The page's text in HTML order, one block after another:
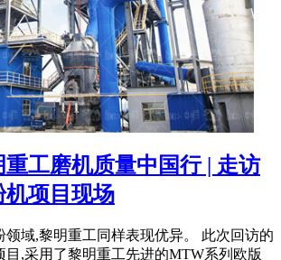
重工磨机质量中国行 | 走访
机项目现场
领域,黎明重工同样表现优异。 此次回访的
目,采用了黎明重工先进的MTW系列欧版